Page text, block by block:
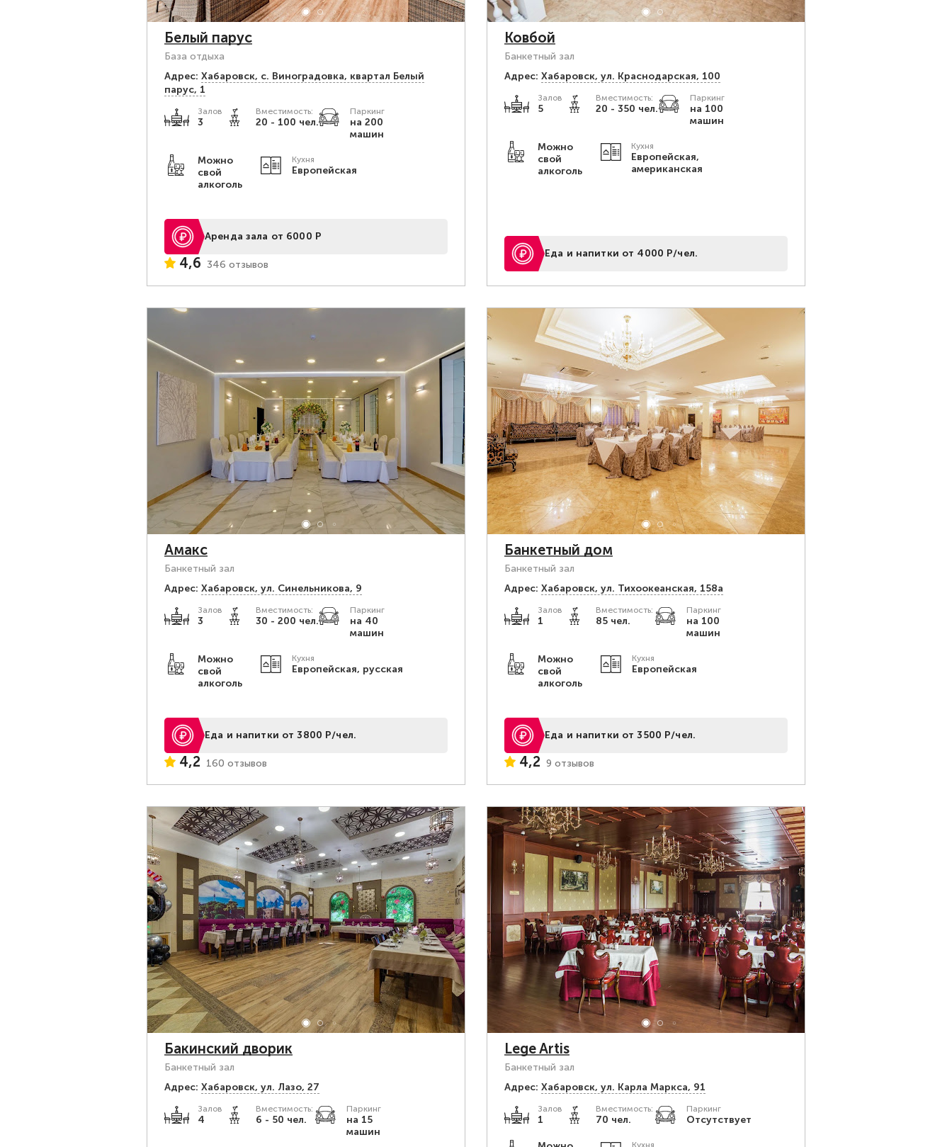
Белый парус
База отдыха
Адрес: Хабаровск, с. Виноградовка, квартал Белый
парус, 1
Залов
3
Вместимость:
20 - 100 чел.
Паркинг
на 200
машин
Можно
свой
алкоголь
Кухня
Европейская
Аренда зала от 6000 Р
4,6 346 отзывов
Ковбой
Банкетный зал
Адрес: Хабаровск, ул. Краснодарская, 100
Залов
5
Вместимость:
20 - 350 чел.
Паркинг
на 100
машин
Можно
свой
алкоголь
Кухня
Европейская,
американская
Еда и напитки от 4000 Р/чел.
Амакс
Банкетный зал
Адрес: Хабаровск, ул. Синельникова, 9
Залов
3
Вместимость:
30 - 200 чел.
Паркинг
на 40
машин
Можно
свой
алкоголь
Кухня
Европейская, русская
Еда и напитки от 3800 Р/чел.
4,2 160 отзывов
Банкетный дом
Банкетный зал
Адрес: Хабаровск, ул. Тихоокеанская, 158а
Залов
1
Вместимость:
85 чел.
Паркинг
на 100
машин
Можно
свой
алкоголь
Кухня
Европейская
Еда и напитки от 3500 Р/чел.
4,2 9 отзывов
Бакинский дворик
Банкетный зал
Адрес: Хабаровск, ул. Лазо, 27
Залов
4
Вместимость:
6 - 50 чел.
Паркинг
на 15
машин
Lege Artis
Банкетный зал
Адрес: Хабаровск, ул. Карла Маркса, 91
Залов
1
Вместимость:
70 чел.
Паркинг
Отсутствует
Кухня